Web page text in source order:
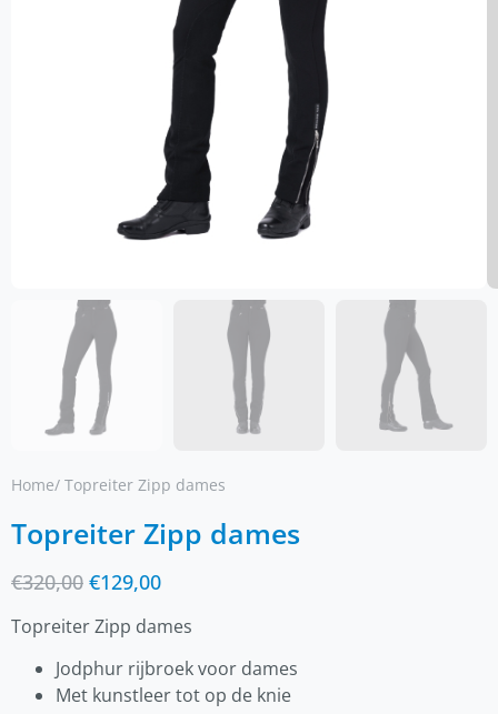
Home/ Topreiter Zipp dames
Topreiter Zipp dames
€320,00 €129,00
Topreiter Zipp dames
Jodphur rijbroek voor dames
Met kunstleer tot op de knie